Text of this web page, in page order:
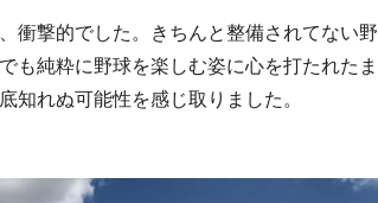
衝撃的でした。きちんと整備されてない野
も純粋に野球を楽しむ姿に心を打たれたま
知れぬ可能性を感じ取りました。